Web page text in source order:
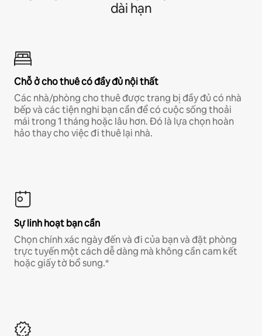
dài hạn
Chỗ ở cho thuê có đầy đủ nội thất
Các nhà/phòng cho thuê được trang bị đầy đủ có nhà
bếp và các tiện nghi bạn cần để có cuộc sống thoải
mái trong 1 tháng hoặc lâu hơn. Đó là lựa chọn hoàn
hảo thay cho việc đi thuê lại nhà.
Sự linh hoạt bạn cần
Chọn chính xác ngày đến và đi của bạn và đặt phòng
trực tuyến một cách dễ dàng mà không cần cam kết
hoặc giấy tờ bổ sung.*